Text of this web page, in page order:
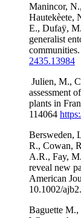
Manincor,
Hautekèete,
E., Dufaÿ,
generalist
2435.13984
Julien, M.,
assessment
plants in
114064
Bersweden,
R., Cowan,
A.R., Fay,
reveal new
American
10.1002/
Baguette